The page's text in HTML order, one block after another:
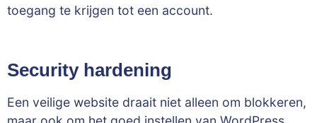
toegang te krijgen tot een account.
Security hardening
Een veilige website draait niet alleen om blokkeren,